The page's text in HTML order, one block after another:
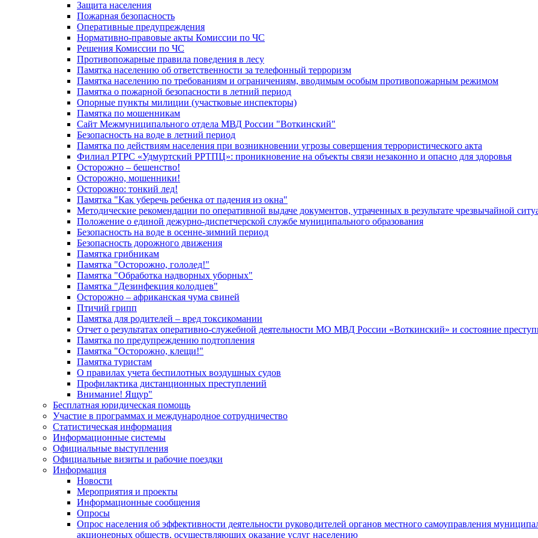
Защита населения
Пожарная безопасность
Оперативные предупреждения
Нормативно-правовые акты Комиссии по ЧС
Решения Комиссии по ЧС
Противопожарные правила поведения в лесу
Памятка населению об ответственности за телефонный терроризм
Памятка населению по требованиям и ограничениям, вводимым особым противопожарным режимом
Памятка о пожарной безопасности в летний период
Опорные пункты милиции (участковые инспекторы)
Памятка по мошенникам
Сайт Межмуниципального отдела МВД России "Воткинский"
Безопасность на воде в летний период
Памятка по действиям населения при возникновении угрозы совершения террористического акта
Филиал РТРС «Удмуртский РРТПЦ»: проникновение на объекты связи незаконно и опасно для здоровья
Осторожно – бешенство!
Осторожно, мошенники!
Осторожно: тонкий лед!
Памятка "Как уберечь ребенка от падения из окна"
Методические рекомендации по оперативной выдаче документов, утраченных в результате чрезвычайной
Положение о единой дежурно-диспетчерской службе муниципального образования
Безопасность на воде в осенне-зимний период
Безопасность дорожного движения
Памятка грибникам
Памятка "Осторожно, гололед!"
Памятка "Обработка надворных уборных"
Памятка "Дезинфекция колодцев"
Осторожно – африканская чума свиней
Птичий грипп
Памятка для родителей – вред токсикомании
Отчет о результатах оперативно-служебной деятельности МО МВД России «Воткинский» и состояние
Памятка по предупреждению подтопления
Памятка "Осторожно, клещи!"
Памятка туристам
О правилах учета беспилотных воздушных судов
Профилактика дистанционных преступлений
Внимание! Ящур"
Бесплатная юридическая помощь
Участие в программах и международное сотрудничество
Статистическая информация
Информационные системы
Официальные выступления
Официальные визиты и рабочие поездки
Информация
Новости
Мероприятия и проекты
Информационные сообщения
Опросы
Опрос населения об эффективности деятельности руководителей органов местного самоуправления
акционерных обществ, осуществляющих оказание услуг населению